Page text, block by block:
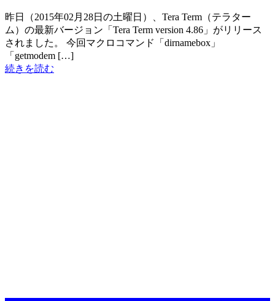
昨日（2015年02月28日の土曜日）、Tera Term（テラター
ム）の最新バージョン「Tera Term version 4.86」がリリース
されました。 今回マクロコマンド「dirnamebox」
「getmodem […]
続きを読む